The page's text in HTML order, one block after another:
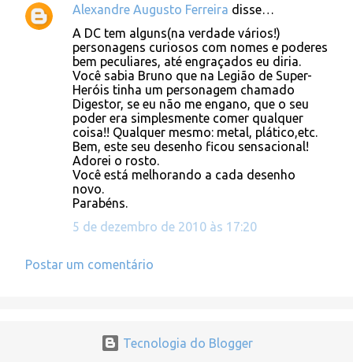
C
Alexandre Augusto Ferreira disse…
A DC tem alguns(na verdade vários!)
personagens curiosos com nomes e poderes
bem peculiares, até engraçados eu diria.
Você sabia Bruno que na Legião de Super-
Heróis tinha um personagem chamado
Digestor, se eu não me engano, que o seu
poder era simplesmente comer qualquer
coisa!! Qualquer mesmo: metal, plático,etc.
Bem, este seu desenho ficou sensacional!
Adorei o rosto.
Você está melhorando a cada desenho
novo.
Parabéns.
5 de dezembro de 2010 às 17:20
Postar um comentário
Tecnologia do Blogger